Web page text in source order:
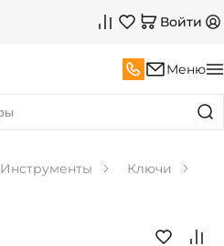
Войти
Меню
Инструменты
Ключи